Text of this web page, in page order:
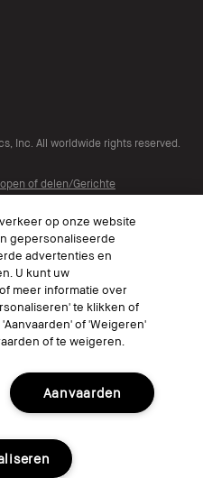
Inc. All worldwide rights reserved.
of delen/Gerichte
op onze website
gepersonaliseerde
advertenties en
U kunt uw
meer informatie over
te klikken of
of 'Weigeren'
of te weigeren.
Aanvaarden